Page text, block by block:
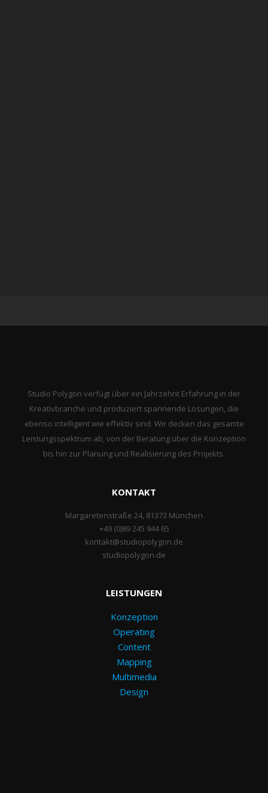
Studio Polygon verfügt über ein Jahrzehnt Erfahrung in der
Kreativbranche und produziert spannende Lösungen, die
ebenso intelligent wie effektiv sind. Wir decken das gesamte
Leistungsspektrum ab, von der Beratung über die Konzeption
bis hin zur Planung und Realisierung des Projekts.
KONTAKT
Margaretenstraße 24, 81373 München
+49 (0)89 245 944 65
kontakt@studiopolygon.de
studiopolygon.de
LEISTUNGEN
Konzeption
Operating
Content
Mapping
Multimedia
Design